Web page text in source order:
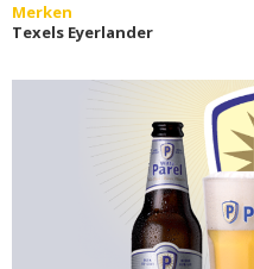
Merken
Texels Eyerlander